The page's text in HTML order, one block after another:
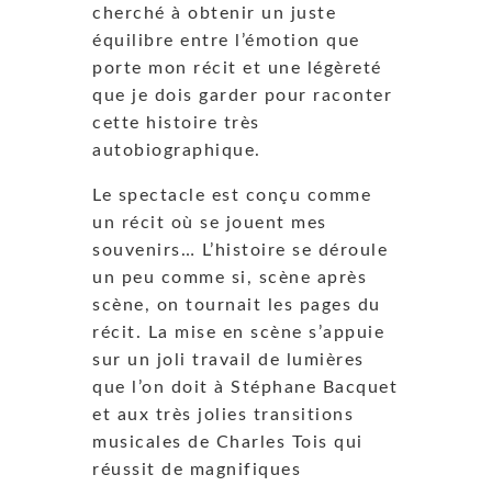
cherché à obtenir un juste
équilibre entre l’émotion que
porte mon récit et une légèreté
que je dois garder pour raconter
cette histoire très
autobiographique.
Le spectacle est conçu comme
un récit où se jouent mes
souvenirs… L’histoire se déroule
un peu comme si, scène après
scène, on tournait les pages du
récit. La mise en scène s’appuie
sur un joli travail de lumières
que l’on doit à Stéphane Bacquet
et aux très jolies transitions
musicales de Charles Tois qui
réussit de magnifiques